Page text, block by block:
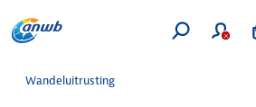
Wandeluitrusting